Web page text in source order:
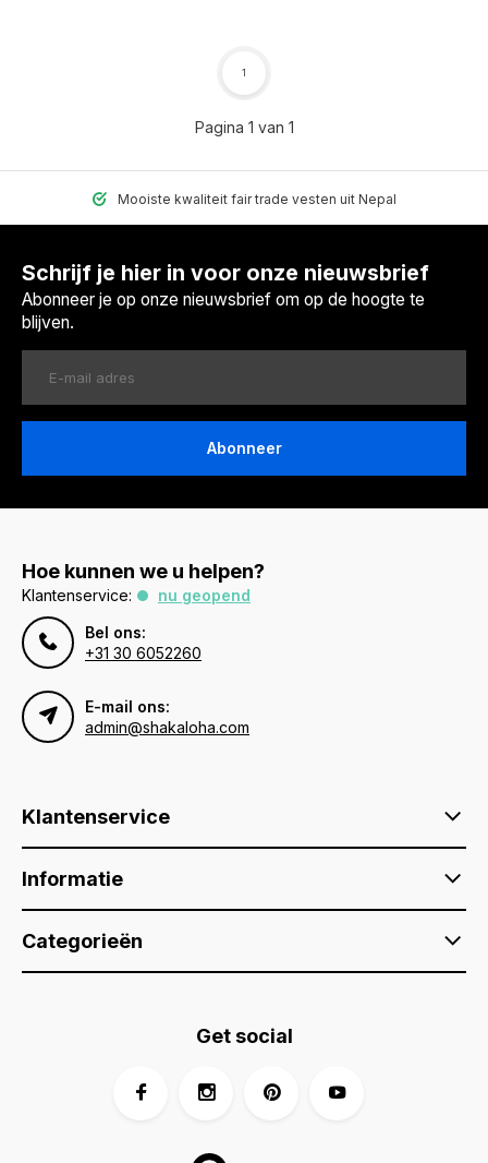
Pagina 1 van 1
1
Mooiste kwaliteit fair trade vesten uit Nepal
Schrijf je hier in voor onze nieuwsbrief
Abonneer je op onze nieuwsbrief om op de hoogte te
blijven.
Abonneer
Hoe kunnen we u helpen?
Klantenservice:
nu geopend
Bel ons:
+31 30 6052260
E-mail ons:
admin@shakaloha.com
Klantenservice
Informatie
Categorieën
Get social